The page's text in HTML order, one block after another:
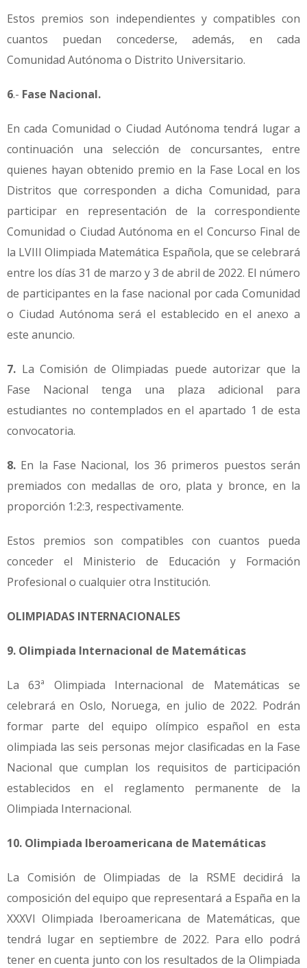
Estos premios son independientes y compatibles con
cuantos puedan concederse, además, en cada
Comunidad Autónoma o Distrito Universitario.
6.- Fase Nacional.
En cada Comunidad o Ciudad Autónoma tendrá lugar a
continuación una selección de concursantes, entre
quienes hayan obtenido premio en la Fase Local en los
Distritos que corresponden a dicha Comunidad, para
participar en representación de la correspondiente
Comunidad o Ciudad Autónoma en el Concurso Final de
la LVIII Olimpiada Matemática Española, que se celebrará
entre los días 31 de marzo y 3 de abril de 2022. El número
de participantes en la fase nacional por cada Comunidad
o Ciudad Autónoma será el establecido en el anexo a
este anuncio.
7. La Comisión de Olimpiadas puede autorizar que la
Fase Nacional tenga una plaza adicional para
estudiantes no contemplados en el apartado 1 de esta
convocatoria.
8. En la Fase Nacional, los 36 primeros puestos serán
premiados con medallas de oro, plata y bronce, en la
proporción 1:2:3, respectivamente.
Estos premios son compatibles con cuantos pueda
conceder el Ministerio de Educación y Formación
Profesional o cualquier otra Institución.
OLIMPIADAS INTERNACIONALES
9. Olimpiada Internacional de Matemáticas
La 63ª Olimpiada Internacional de Matemáticas se
celebrará en Oslo, Noruega, en julio de 2022. Podrán
formar parte del equipo olímpico español en esta
olimpiada las seis personas mejor clasificadas en la Fase
Nacional que cumplan los requisitos de participación
establecidos en el reglamento permanente de la
Olimpiada Internacional.
10. Olimpiada Iberoamericana de Matemáticas
La Comisión de Olimpiadas de la RSME decidirá la
composición del equipo que representará a España en la
XXXVI Olimpiada Iberoamericana de Matemáticas, que
tendrá lugar en septiembre de 2022. Para ello podrá
tener en cuenta junto con los resultados de la Olimpiada